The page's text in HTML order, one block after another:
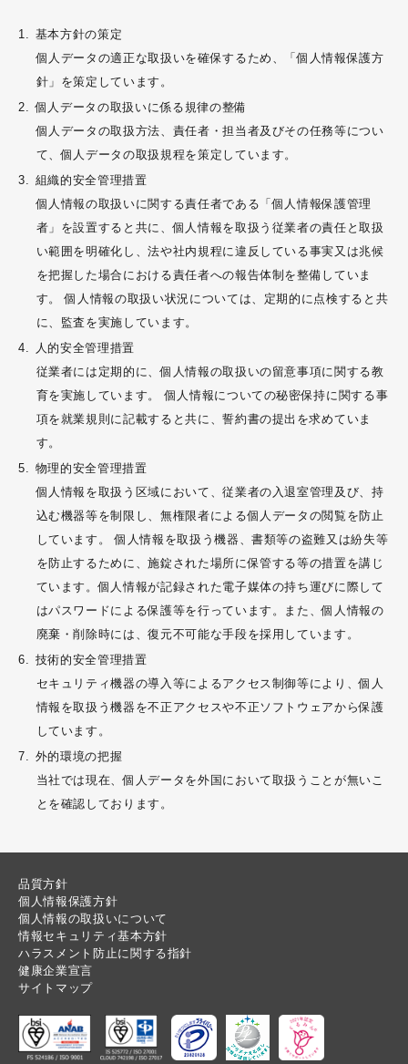
基本方針の策定
個人データの適正な取扱いを確保するため、「個人情報保護方
針」を策定しています。
個人データの取扱いに係る規律の整備
個人データの取扱方法、責任者・担当者及びその任務等につい
て、個人データの取扱規程を策定しています。
組織的安全管理措置
個人情報の取扱いに関する責任者である「個人情報保護管理
者」を設置すると共に、個人情報を取扱う従業者の責任と取扱
い範囲を明確化し、法や社内規程に違反している事実又は兆候
を把握した場合における責任者への報告体制を整備していま
す。 個人情報の取扱い状況については、定期的に点検すると共
に、監査を実施しています。
人的安全管理措置
従業者には定期的に、個人情報の取扱いの留意事項に関する教
育を実施しています。 個人情報についての秘密保持に関する事
項を就業規則に記載すると共に、誓約書の提出を求めていま
す。
物理的安全管理措置
個人情報を取扱う区域において、従業者の入退室管理及び、持
込む機器等を制限し、無権限者による個人データの閲覧を防止
しています。 個人情報を取扱う機器、書類等の盗難又は紛失等
を防止するために、施錠された場所に保管する等の措置を講じ
ています。個人情報が記録された電子媒体の持ち運びに際して
はパスワードによる保護等を行っています。また、個人情報の
廃棄・削除時には、復元不可能な手段を採用しています。
技術的安全管理措置
セキュリティ機器の導入等によるアクセス制御等により、個人
情報を取扱う機器を不正アクセスや不正ソフトウェアから保護
しています。
外的環境の把握
当社では現在、個人データを外国において取扱うことが無いこ
とを確認しております。
品質方針
個人情報保護方針
個人情報の取扱いについて
情報セキュリティ基本方針
ハラスメント防止に関する指針
健康企業宣言
サイトマップ